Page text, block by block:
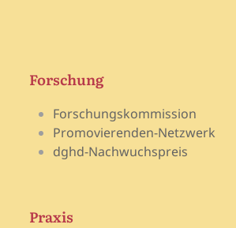
Forschung
Forschungskommission
Promovierenden-Netzwerk
dghd-Nachwuchspreis
Praxis